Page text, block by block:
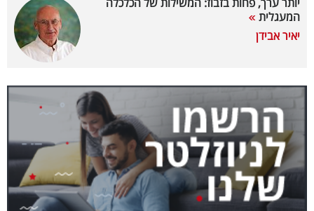
ניוזלטרים
מייל
אדום
המעגלית
יאיר אבידן